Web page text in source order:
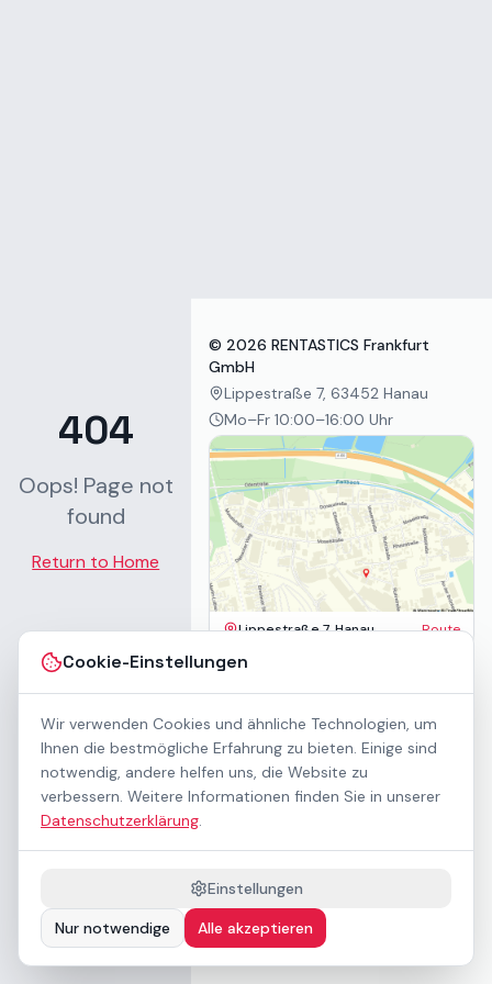
Cookie-Einstellungen
Wir verwenden Cookies und ähnliche Technologien, um
Ihnen die bestmögliche Erfahrung zu bieten. Einige sind
notwendig, andere helfen uns, die Website zu
verbessern. Weitere Informationen finden Sie in unserer
Datenschutzerklärung.
Einstellungen
Nur notwendige
Alle akzeptieren
404
Oops! Page not
found
Return to Home
© 2026 RENTASTICS Frankfurt
GmbH
Lippestraße 7, 63452 Hanau
Mo–Fr 10:00–16:00 Uhr
Lippestraße 7, Hanau Route
Impressum
Barrierefreiheit
Kontakt
Mietbedingungen
Cookie-Einstellungen
Downloads
Preisliste (PDF)
Barrierefrei nach WCAG 2.1 AA